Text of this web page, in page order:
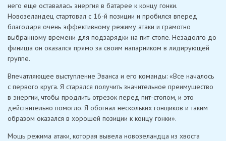
него еще оставалась энергия в батарее к концу гонки.
Новозеландец стартовал с 16-й позиции и пробился вперед
благодаря очень эффективному режиму атаки и грамотно
выбранному времени для подзарядки на пит-стопе. Незадолго до
финиша он оказался прямо за своим напарником в лидирующей
группе.
Впечатляющее выступление Эванса и его команды: «Все началось
с первого круга. Я старался получить значительное преимущество
в энергии, чтобы продлить отрезок перед пит-стопом, и это
действительно помогло. Я обогнал нескольких гонщиков и таким
образом оказался в хорошей позиции к концу гонки».
Мощь режима атаки, которая вывела новозеландца из хвоста